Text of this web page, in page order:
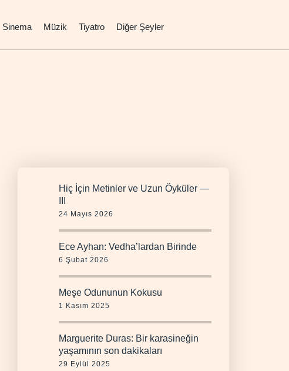
Sinema Müzik Tiyatro Diğer Şeyler
Hiç İçin Metinler ve Uzun Öyküler —
24 Mayıs 2026
Ece Ayhan: Vedha’lardan Birinde
6 Şubat 2026
Meşe Odununun Kokusu
1 Kasım 2025
Marguerite Duras: Bir karasineğin
yaşamının son dakikaları
29 Eylül 2025